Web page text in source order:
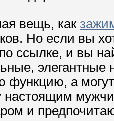
вещь, как
Но если вы
ссылке, и вы
элегантные
функцию, а
настоящим
и